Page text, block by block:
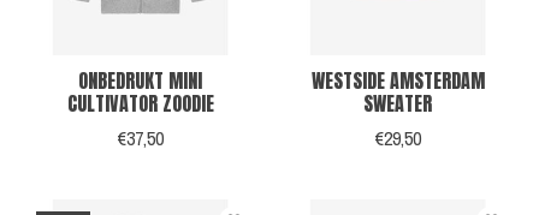
ONBEDRUKT MINI
CULTIVATOR ZOODIE
€37,50
WESTSIDE AMSTERDAM
SWEATER
€29,50